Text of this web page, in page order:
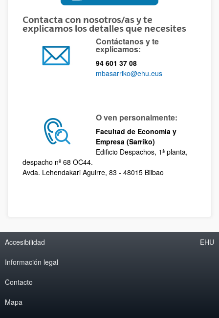
Contacta con nosotros/as y te
explicamos los detalles que necesites
Contáctanos y te
explicamos:
94 601 37 08
mbasarriko@ehu.eus
O ven personalmente:
Facultad de Economía y
Empresa (Sarriko)
Edificio Despachos, 1ª planta,
despacho nº 68 OC44.
Avda. Lehendakari Aguirre, 83 - 48015 Bilbao
Accesibilidad
Información legal
Contacto
Mapa
EHU